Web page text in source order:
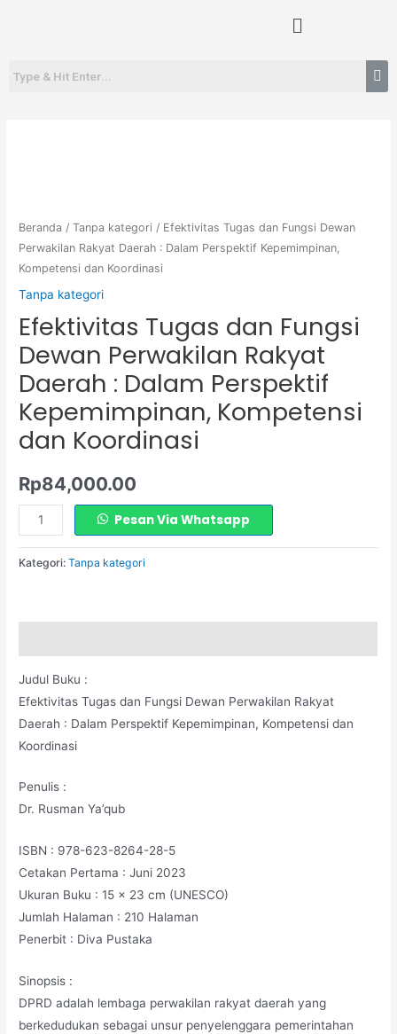
Menu
Beranda /Tanpa kategori / Efektivitas Tugas dan Fungsi Dewan
Perwakilan Rakyat Daerah : Dalam Perspektif Kepemimpinan,
Kompetensi dan Koordinasi
Tanpa kategori
Efektivitas Tugas dan Fungsi
Dewan Perwakilan Rakyat
Daerah : Dalam Perspektif
Kepemimpinan, Kompetensi
dan Koordinasi
Rp84,000.00
Fungsi
Dewan
Perwakilan
Rakyat
Daerah
:
Dalam
Perspektif
Kepemimpinan,
Kompetensi
dan
Pesan Via Whatsapp
Kategori:Tanpa kategori
Judul Buku :
Efektivitas Tugas dan Fungsi Dewan Perwakilan Rakyat
Daerah : Dalam Perspektif Kepemimpinan, Kompetensi dan
Koordinasi
Penulis :
Dr. Rusman Ya’qub
ISBN : 978-623-8264-28-5
Cetakan Pertama : Juni 2023
Ukuran Buku : 15 x 23 cm (UNESCO)
Jumlah Halaman : 210 Halaman
Penerbit : Diva Pustaka
Sinopsis :
DPRD adalah lembaga perwakilan rakyat daerah yang
berkedudukan sebagai unsur penyelenggara pemerintahan